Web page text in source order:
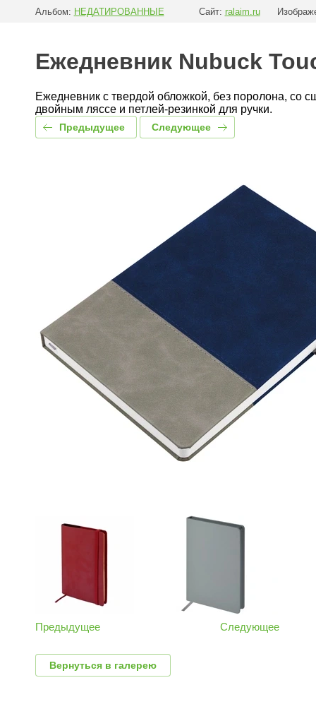
Альбом: НЕДАТИРОВАННЫЕ Сайт: ralaim.ru
Ежедневник Nubuck
Ежедневник с твердой обложкой, без поролона, со
двойным ляссе и петлей-резинкой для ручки.
Предыдущее Следующее
Предыдущее Следующее
Вернуться в галерею